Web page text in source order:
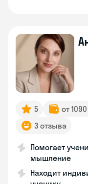
5 от
3 отзыва
Помогает
мышление
Находит